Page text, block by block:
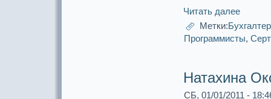
Читать далее
Метки:
Прогpaммисты,
Натахина
СБ, 01/01/2011 -